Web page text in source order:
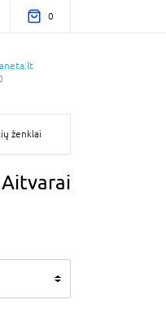
0
ženklai
Aitvarai